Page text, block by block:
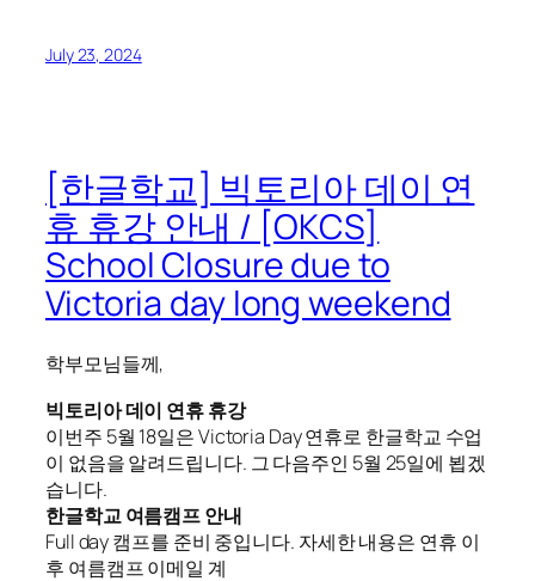
July 23, 2024
[한글학교] 빅토리아 데이 연
휴 휴강 안내 / [OKCS]
School Closure due to
Victoria day long weekend
학부모님들께,
빅토리아 데이 연휴 휴강
이번주 5월 18일은 Victoria Day 연휴로 한글학교 수업
이 없음을 알려드립니다. 그 다음주인 5월 25일에 뵙겠
습니다.
한글학교 여름캠프 안내
Full day 캠프를 준비 중입니다. 자세한 내용은 연휴 이
후 여름캠프 이메일 계